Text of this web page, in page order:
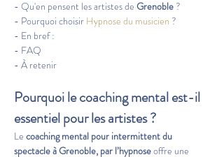
- Qu'en pensent les artistes de Grenoble ?
- Pourquoi choisir Hypnose du musicien ?
- En bref :
- FAQ
- À retenir
Pourquoi le coaching mental est-il
essentiel pour les artistes ?
Le coaching mental pour intermittent du
spectacle à Grenoble, par l’hypnose offre une